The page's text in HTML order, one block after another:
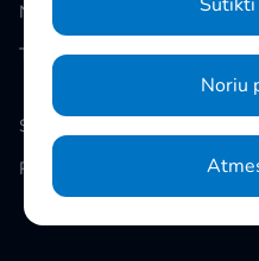
Naujienos
Taisyklės
Slapukų nustatymai
Privatumo politika
Noriu